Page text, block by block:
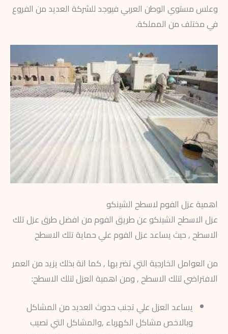
وعلس مستوي الوطن العربي فيوجد للشركة العديد من الفروع
في مختلف من المملكة.
اهمية عزل الفوم لاسطح الشينكو
عزل الاسطح الشينكو عن طريق الفوم من افضل طرق عزل تلك
الاسطح , حيث يساعد عزل الفوم علي حماية تلك الاسطح
من العوامل الخارجية التي تضر بها , كما انة بذلك يزيد من العمر
الافتراضي لتلك الاسطح , ومن اهمية العزل لتلك الاسطح:
يساعد العزل علي تجنب حدوث العديد من المشاكل
وبالاخص مشاكل الكهرباء ,والمشاكل التي تصيب